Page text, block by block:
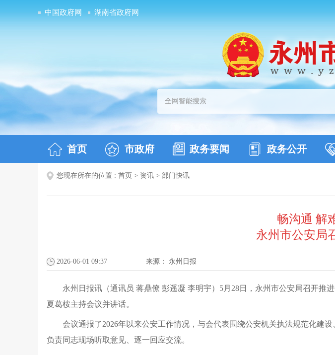
中国政府网 湖南省政府网
首页 市政府 政务要闻 政务公开
您现在所在的位置 : 首页 > 资讯 > 部门快讯
畅沟通 解
永州市公安局
2026-06-01 09:37 来源： 永州日报
永州日报讯（通讯员 蒋鼎僚 彭遥凝 李明宇）5月28日，永州市公安局召开推
夏葛桉主持会议并讲话。
会议通报了2026年以来公安工作情况，与会代表围绕公安机关执法规范化建
负责同志现场听取意见、逐一回应交流。